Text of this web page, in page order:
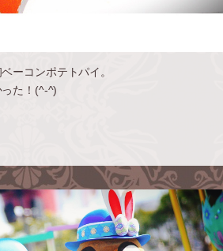
ーコンポテトパイ。
た！(^-^)